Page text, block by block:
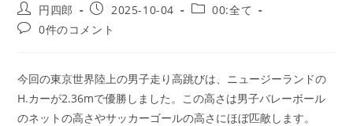
投
稿
者:
円四郎
投
稿
公
2025-10-04
投
リ
ー:
00:全て
投
メ
ン
ト:
0件のコメント
今回の東京世界陸上の男子走り高跳びは、ニュージーランドの
H.カーが2.36mで優勝しました。この高さは男子バレーボール
のネットの高さやサッカーゴールの高さにほぼ匹敵します。